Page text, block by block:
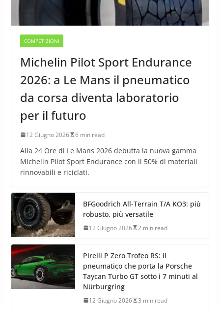
COMPETIZIONI
Michelin Pilot Sport Endurance
2026: a Le Mans il pneumatico
da corsa diventa laboratorio
per il futuro
12 Giugno 2026 6 min read
Alla 24 Ore di Le Mans 2026 debutta la nuova gamma
Michelin Pilot Sport Endurance con il 50% di materiali
rinnovabili e riciclati.
BFGoodrich All-Terrain T/A KO3: più
robusto, più versatile
12 Giugno 2026 2 min read
Pirelli P Zero Trofeo RS: il
pneumatico che porta la Porsche
Taycan Turbo GT sotto i 7 minuti al
Nürburgring
12 Giugno 2026 3 min read